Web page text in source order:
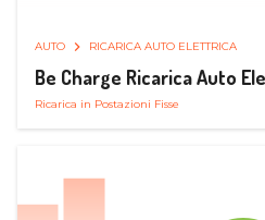
AUTO RICARICA AUTO ELETTRICA
Be Charge Ricarica Auto
Ricarica in Postazioni Fisse